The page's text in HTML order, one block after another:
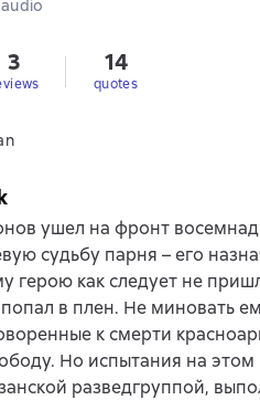
3 14
quotes
ушел на фронт
судьбу парня – его
герою как следует не
в плен. Не миновать
к смерти
Но испытания на
разведгруппой,